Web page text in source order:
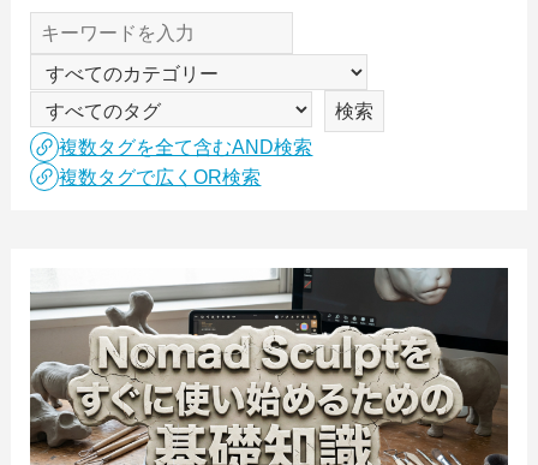
複数タグを全て含むAND検索
複数タグで広くOR検索